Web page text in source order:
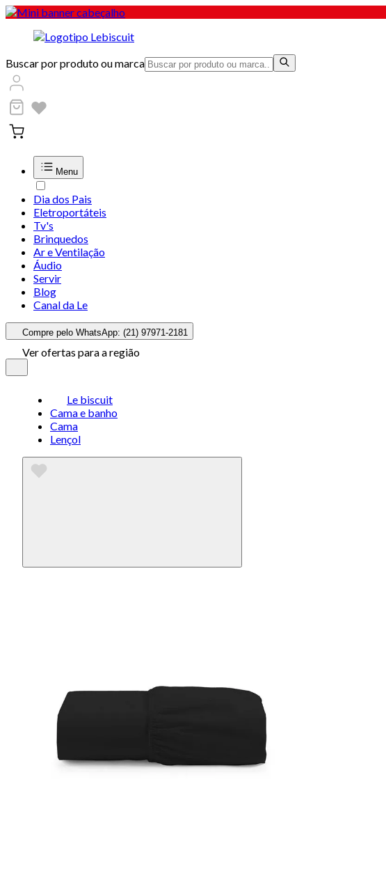
Buscar por produto ou marca
Menu
Dia dos Pais
Eletroportáteis
Tv's
Brinquedos
Ar e Ventilação
Áudio
Servir
Blog
Canal da Le
Compre pelo WhatsApp: (21) 97971-2181
Ver ofertas para a região
Le biscuit
Cama e banho
Cama
Lençol